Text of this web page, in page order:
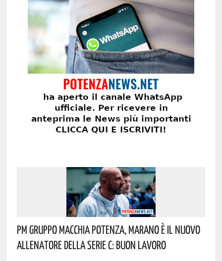
Pm Gruppo Macchia Potenza, Marano È Il Nuovo
Allenatore Della Serie C: Buon Lavoro